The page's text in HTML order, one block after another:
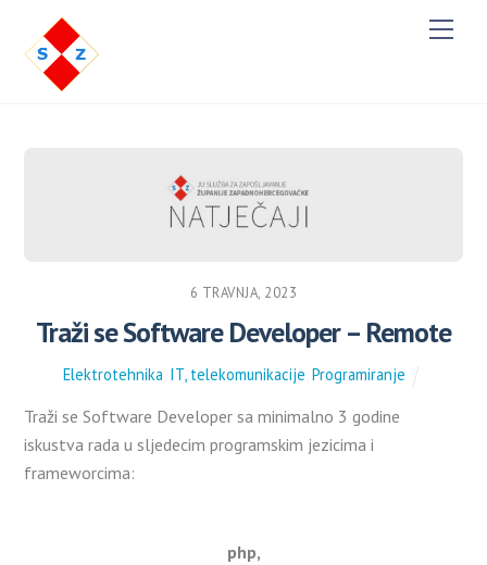
M
e
6 TRAVNJA, 2023
Traži se Software Developer – Remote
Elektrotehnika IT, telekomunikacije ,Programiranje
Traži se Software Developer sa minimalno 3 godine
iskustva rada u sljedecim programskim jezicima i
frameworcima:
php,